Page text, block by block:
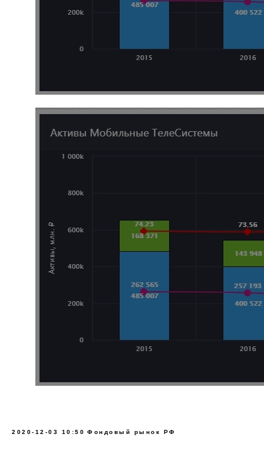
2020-12-03 10:50 Фондовый рынок РФ